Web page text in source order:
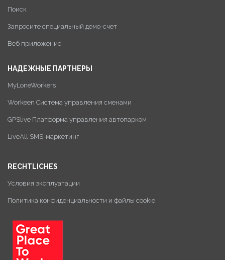
Поиск
Запросите специальный демо-счет
Веб приложение
НАДЕЖНЫЕ ПАРТНЕРЫ
MyLoneWorkers
Workeen Система управления сменами
GPSlive Платформа управления автопарком
LiveAll SMS-маркетинг
RECHTLICHES
Условия эксплуатации
Политика конфиденциальности и файлы cookie